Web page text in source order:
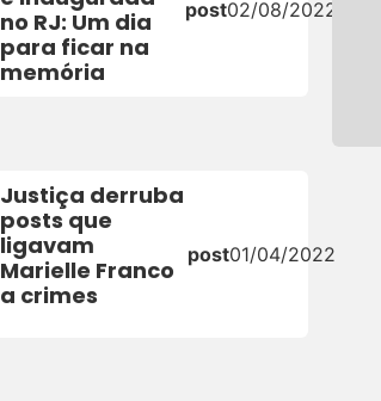
no RJ: Um dia
para ficar na
memória
post02/08/2022
Justiça derruba
posts que
ligavam
Marielle Franco
a crimes
post01/04/2022